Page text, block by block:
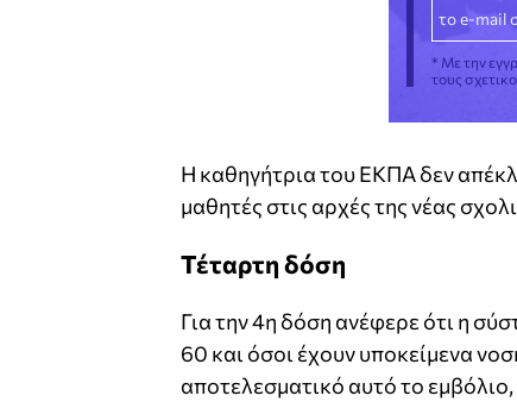
* Με την
τους
Η καθηγήτρια του ΕΚΠΑ δεν
μαθητές στις αρχές της νέας
Τέταρτη δόση
Για την 4η δόση ανέφερε ότι η
60 και όσοι έχουν υποκείμενα
αποτελεσματικό αυτό το